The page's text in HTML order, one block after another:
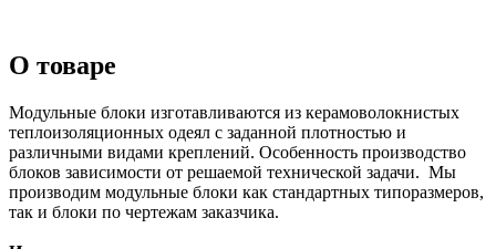
О товаре
Модульные блоки изготавливаются из керамоволокнистых
теплоизоляционных одеял с заданной плотностью и
различными видами креплений. Особенность производство
блоков зависимости от решаемой технической задачи. Мы
производим модульные блоки как стандартных типоразмеров,
так и блоки по чертежам заказчика.